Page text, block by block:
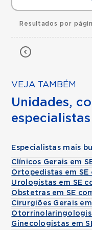
Resultados por
VEJA TAMBÉM
Unidades,
Especialistas mais
Clínicos Gerais em
Ortopedistas em SE
Urologistas em SE
Obstetras em SE
Cirurgiões Gerais
Ginecologistas em